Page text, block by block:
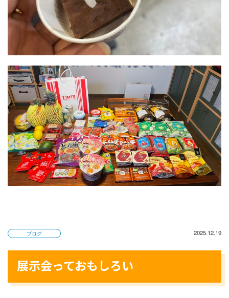
ブログ 2025.12.19
展示会っておもしろい